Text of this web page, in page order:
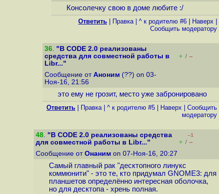
Консолечку свою в доме любите :/
Ответить Правка| ^ к родителю #6 Наверх
Cообщить модератору
36. "В CODE 2.0 реализованы
средства для совместной работы в
Libr..."
+ / –
Сообщение от Аноним (??) on 03-
Ноя-16, 21:56
это ему не грозит, место уже забронировано
Ответить Правка| ^ к родителю #5 Наверх
Cообщить
модератору
48. "В CODE 2.0 реализованы средства
для совместной работы в Libr..."
–1
+ / –
Сообщение от Онаним on 07-Ноя-16, 20:27
Самый главный рак "десктопного линукс
коммюнити" - это те, кто придумал GNOME3: для
планшетов определённо интересная оболочка,
но для десктопа - хрень полная.